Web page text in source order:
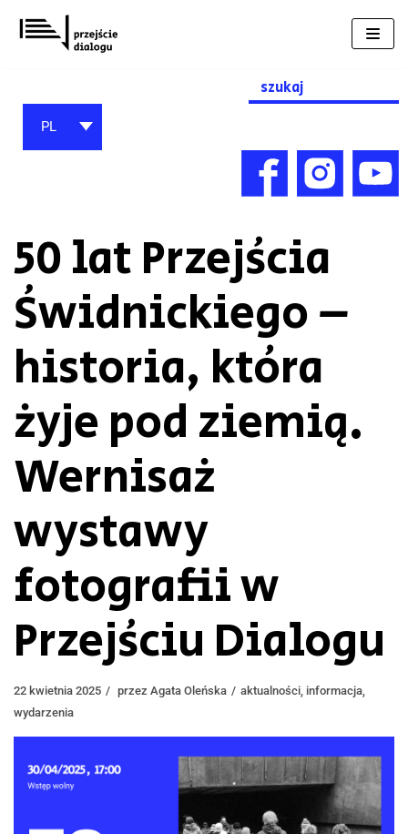
Przejdź
do
Search
for:
PL
50 lat Przejścia
Świdnickiego –
historia, która
żyje pod ziemią.
Wernisaż
wystawy
fotografii w
Przejściu Dialogu
22 kwietnia 2025 przez Agata Oleńska aktualności informacja
wydarzenia